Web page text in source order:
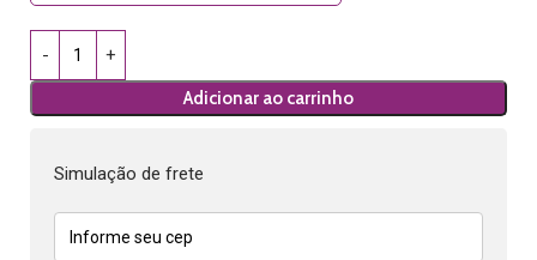
Adicionar ao carrinho
Simulação de frete